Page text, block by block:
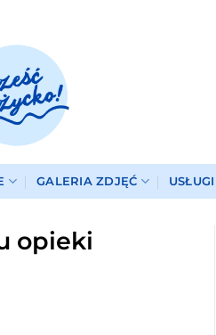
GALERIA ZDJĘĆ
opieki